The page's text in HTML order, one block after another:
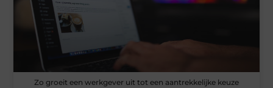
Zo groeit een werkgever uit tot een aantrekkelijke keuze